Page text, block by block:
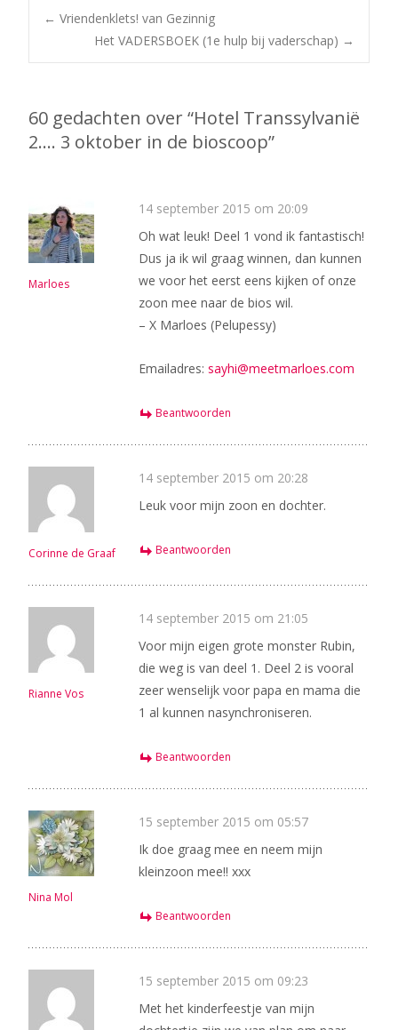
Bericht
← Vriendenklets! van Gezinnig
Het VADERSBOEK (1e hulp bij vaderschap) →
60 gedachten over “Hotel Transsylvanië
2…. 3 oktober in de bioscoop”
Marloes
14 september 2015 om 20:09
Oh wat leuk! Deel 1 vond ik fantastisch!
Dus ja ik wil graag winnen, dan kunnen
we voor het eerst eens kijken of onze
zoon mee naar de bios wil.
– X Marloes (Pelupessy)
Emailadres: sayhi@meetmarloes.com
Beantwoorden
Corinne de Graaf
14 september 2015 om 20:28
Leuk voor mijn zoon en dochter.
Beantwoorden
Rianne Vos
14 september 2015 om 21:05
Voor mijn eigen grote monster Rubin,
die weg is van deel 1. Deel 2 is vooral
zeer wenselijk voor papa en mama die
1 al kunnen nasynchroniseren.
Beantwoorden
Nina Mol
15 september 2015 om 05:57
Ik doe graag mee en neem mijn
kleinzoon mee!! xxx
Beantwoorden
15 september 2015 om 09:23
Met het kinderfeestje van mijn